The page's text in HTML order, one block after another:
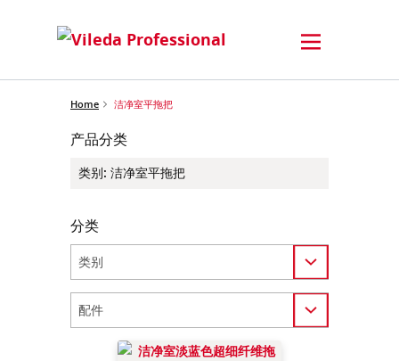
Home 洁净室平拖把
产品分类
类别: 洁净室平拖把
分类
Category
Category